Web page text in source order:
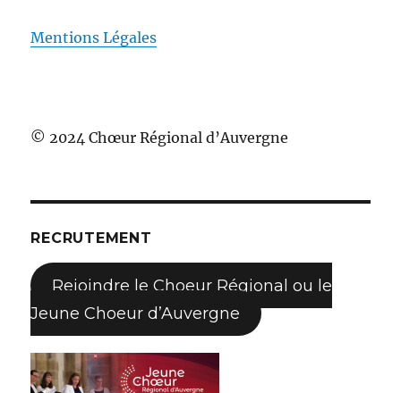
Mentions Légales
© 2024 Chœur Régional d’Auvergne
RECRUTEMENT
Rejoindre le Choeur Régional ou le
Jeune Choeur d’Auvergne